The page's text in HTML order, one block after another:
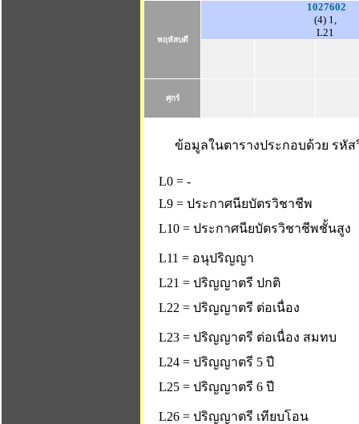
พฤหัสบดี
1027602
(4) 1,
L21
ศุกร์
ข้อมูลในตารางประกอบด้วย รหั
L0 = -
L9 = ประกาศนียบัตรวิชาชีพ
L10 = ประกาศนียบัตรวิชาชีพชั้นสูง
L11 = อนุปริญญา
L21 = ปริญญาตรี ปกติ
L22 = ปริญญาตรี ต่อเนื่อง
L23 = ปริญญาตรี ต่อเนื่อง สมทบ
L24 = ปริญญาตรี 5 ปี
L25 = ปริญญาตรี 6 ปี
L26 = ปริญญาตรี เทียบโอน